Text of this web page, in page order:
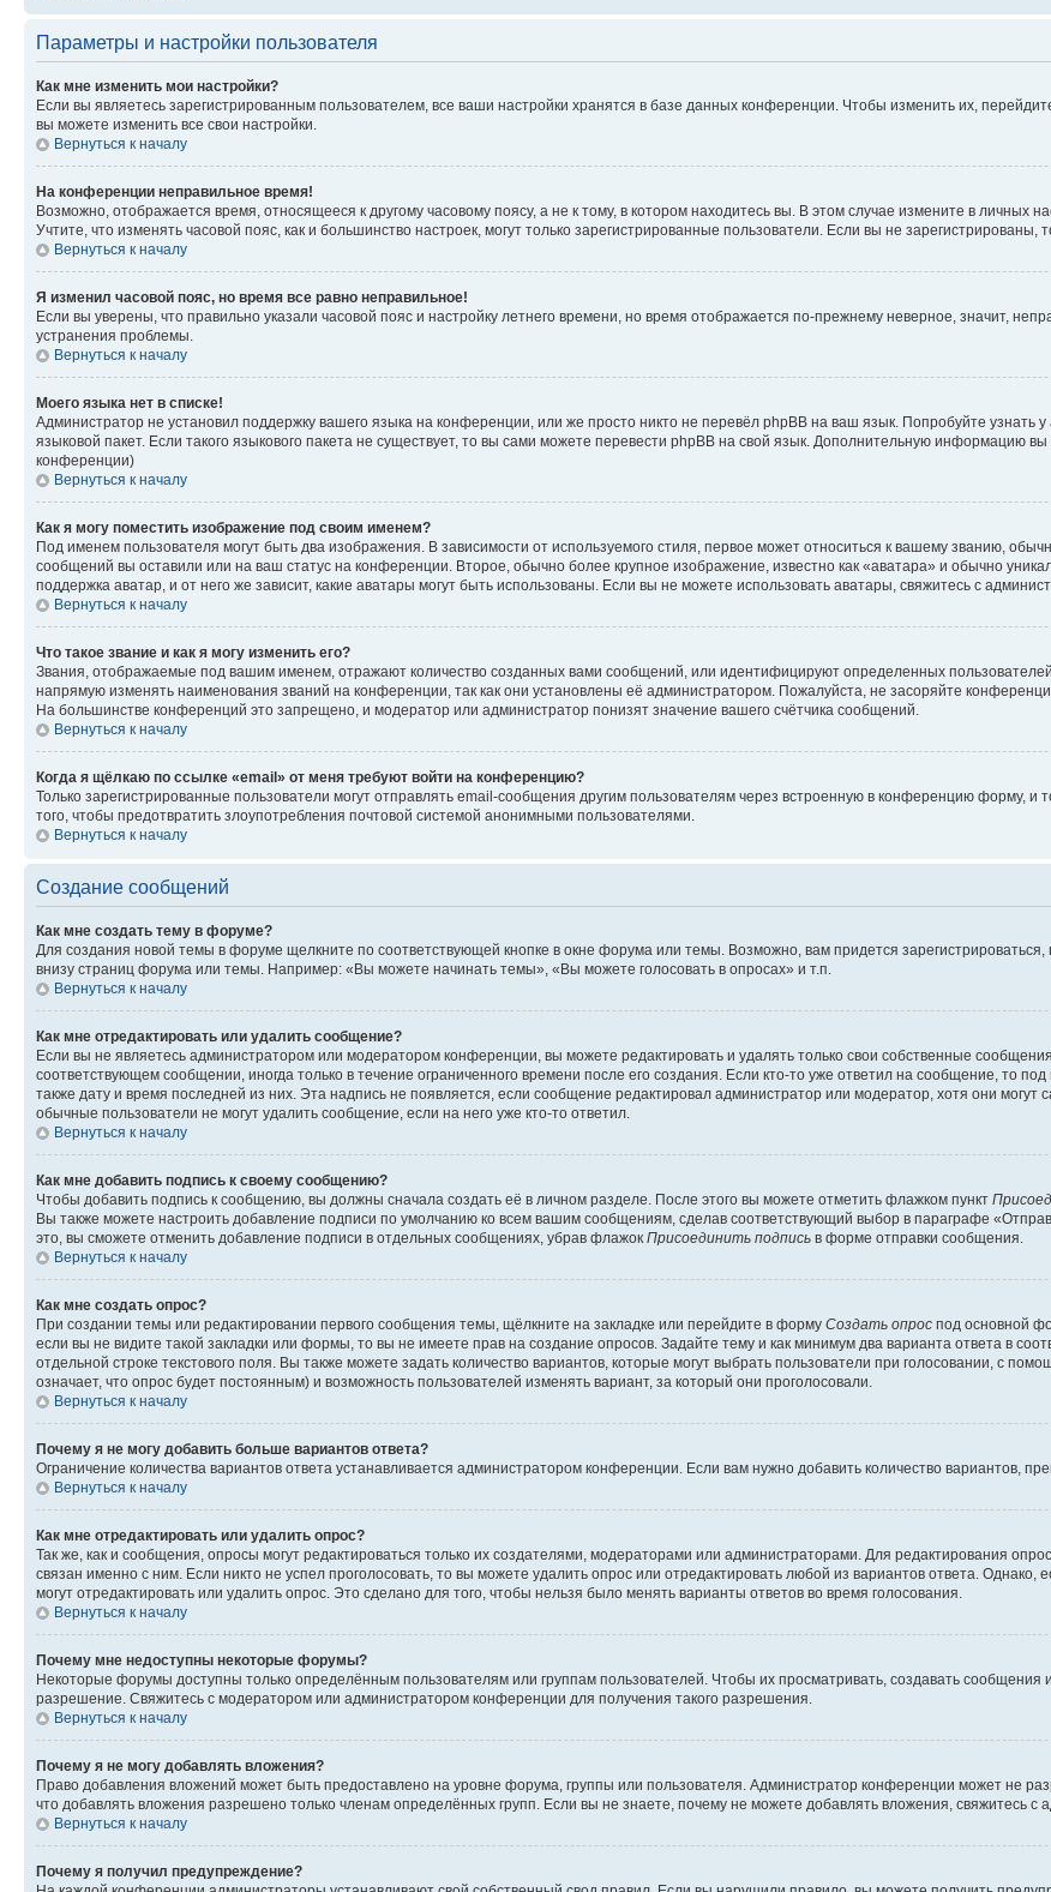
Параметры и настройки пользователя
Как мне изменить мои настройки?
Если вы являетесь зарегистрированным пользователем, все ваши настройки хранятся в базе данных конференции. Чтобы изменить их,
вы можете изменить все свои настройки.
Вернуться к началу
На конференции неправильное время!
Возможно, отображается время, относящееся к другому часовому поясу, а не к тому, в котором находитесь вы. В этом случае измените в личных
Учтите, что изменять часовой пояс, как и большинство настроек, могут только зарегистрированные пользователи. Если вы не зарегистрированы,
Вернуться к началу
Я изменил часовой пояс, но время все равно неправильное!
Если вы уверены, что правильно указали часовой пояс и настройку летнего времени, но время отображается по-прежнему неверное, значит,
устранения проблемы.
Вернуться к началу
Моего языка нет в списке!
Администратор не установил поддержку вашего языка на конференции, или же просто никто не перевёл phpBB на ваш язык. Попробуйте
языковой пакет. Если такого языкового пакета не существует, то вы сами можете перевести phpBB на свой язык. Дополнительную информацию
конференции)
Вернуться к началу
Как я могу поместить изображение под своим именем?
Под именем пользователя могут быть два изображения. В зависимости от используемого стиля, первое может относиться к вашему званию,
сообщений вы оставили или на ваш статус на конференции. Второе, обычно более крупное изображение, известно как «аватара» и обычно
поддержка аватар, и от него же зависит, какие аватары могут быть использованы. Если вы не можете использовать аватары, свяжитесь с
Вернуться к началу
Что такое звание и как я могу изменить его?
Звания, отображаемые под вашим именем, отражают количество созданных вами сообщений, или идентифицируют определенных
напрямую изменять наименования званий на конференции, так как они установлены её администратором. Пожалуйста, не засоряйте
На большинстве конференций это запрещено, и модератор или администратор понизят значение вашего счётчика сообщений.
Вернуться к началу
Когда я щёлкаю по ссылке «email» от меня требуют войти на конференцию?
Только зарегистрированные пользователи могут отправлять email-сообщения другим пользователям через встроенную в конференцию форму, и
того, чтобы предотвратить злоупотребления почтовой системой анонимными пользователями.
Вернуться к началу
Создание сообщений
Как мне создать тему в форуме?
Для создания новой темы в форуме щелкните по соответствующей кнопке в окне форума или темы. Возможно, вам придется
внизу страниц форума или темы. Например: «Вы можете начинать темы», «Вы можете голосовать в опросах» и т.п.
Вернуться к началу
Как мне отредактировать или удалить сообщение?
Если вы не являетесь администратором или модератором конференции, вы можете редактировать и удалять только свои собственные
соответствующем сообщении, иногда только в течение ограниченного времени после его создания. Если кто-то уже ответил на сообщение, то
также дату и время последней из них. Эта надпись не появляется, если сообщение редактировал администратор или модератор, хотя они
обычные пользователи не могут удалить сообщение, если на него уже кто-то ответил.
Вернуться к началу
Как мне добавить подпись к своему сообщению?
Чтобы добавить подпись к сообщению, вы должны сначала создать её в личном разделе. После этого вы можете отметить флажком пункт
Вы также можете настроить добавление подписи по умолчанию ко всем вашим сообщениям, сделав соответствующий выбор в параграфе
это, вы сможете отменить добавление подписи в отдельных сообщениях, убрав флажок Присоединить подпись в форме отправки сообщения.
Вернуться к началу
Как мне создать опрос?
При создании темы или редактировании первого сообщения темы, щёлкните на закладке или перейдите в форму Создать опрос под основной
если вы не видите такой закладки или формы, то вы не имеете прав на создание опросов. Задайте тему и как минимум два варианта ответа в
отдельной строке текстового поля. Вы также можете задать количество вариантов, которые могут выбрать пользователи при голосовании, с
означает, что опрос будет постоянным) и возможность пользователей изменять вариант, за который они проголосовали.
Вернуться к началу
Почему я не могу добавить больше вариантов ответа?
Ограничение количества вариантов ответа устанавливается администратором конференции. Если вам нужно добавить количество вариантов,
Вернуться к началу
Как мне отредактировать или удалить опрос?
Так же, как и сообщения, опросы могут редактироваться только их создателями, модераторами или администраторами. Для редактирования
связан именно с ним. Если никто не успел проголосовать, то вы можете удалить опрос или отредактировать любой из вариантов ответа.
могут отредактировать или удалить опрос. Это сделано для того, чтобы нельзя было менять варианты ответов во время голосования.
Вернуться к началу
Почему мне недоступны некоторые форумы?
Некоторые форумы доступны только определённым пользователям или группам пользователей. Чтобы их просматривать, создавать сообщения
разрешение. Свяжитесь с модератором или администратором конференции для получения такого разрешения.
Вернуться к началу
Почему я не могу добавлять вложения?
Право добавления вложений может быть предоставлено на уровне форума, группы или пользователя. Администратор конференции может не
что добавлять вложения разрешено только членам определённых групп. Если вы не знаете, почему не можете добавлять вложения, свяжитесь с
Вернуться к началу
Почему я получил предупреждение?